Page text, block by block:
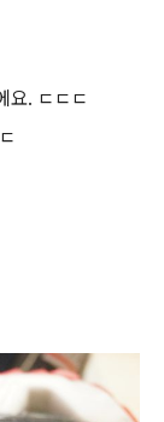
요. ㄷㄷㄷ